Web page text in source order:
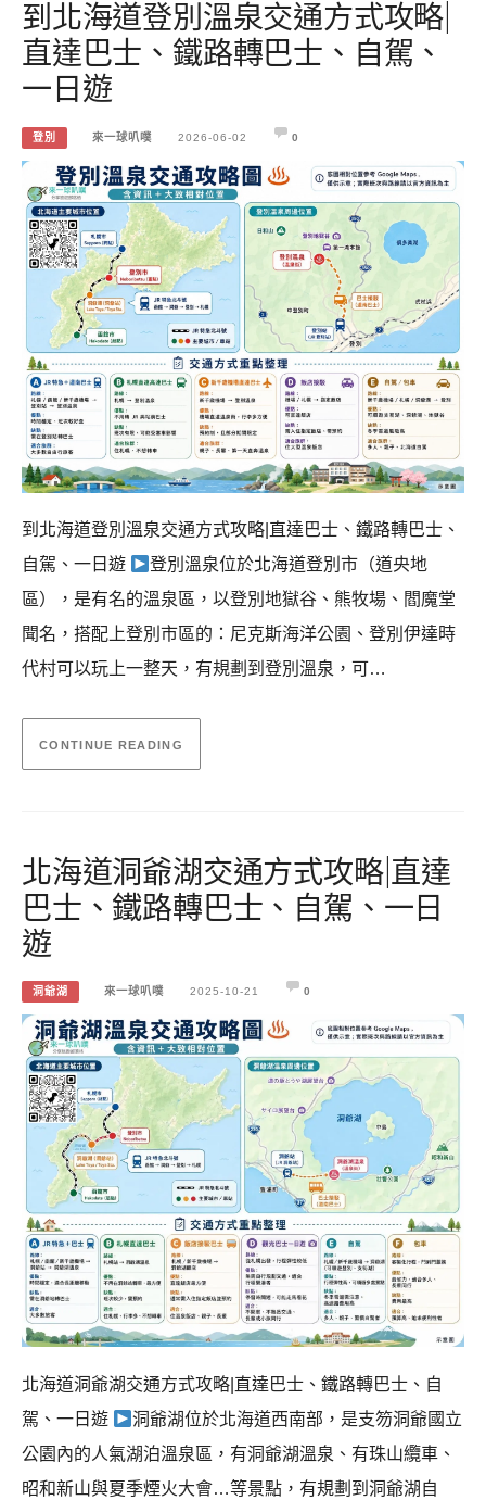
到北海道登別溫泉交通方式攻略|
直達巴士、鐵路轉巴士、自駕、
一日遊
登別 來一球叭噗 2026-06-02 0
到北海道登別溫泉交通方式攻略|直達巴士、鐵路轉巴士、
自駕、一日遊
登別溫泉位於北海道登別市（道央地
區），是有名的溫泉區，以登別地獄谷、熊牧場、閻魔堂
聞名，搭配上登別市區的：尼克斯海洋公園、登別伊達時
代村可以玩上一整天，有規劃到登別溫泉，可…
CONTINUE READING
北海道洞爺湖交通方式攻略|直達
巴士、鐵路轉巴士、自駕、一日
遊
洞爺湖 來一球叭噗 2025-10-21 0
北海道洞爺湖交通方式攻略|直達巴士、鐵路轉巴士、自
駕、一日遊
洞爺湖位於北海道西南部，是支笏洞爺國立
公園內的人氣湖泊溫泉區，有洞爺湖溫泉、有珠山纜車、
昭和新山與夏季煙火大會…等景點，有規劃到洞爺湖自